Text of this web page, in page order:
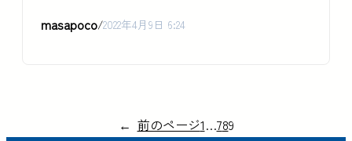
masapoco/2022年4月9日 6:24
← 前のページ1…789